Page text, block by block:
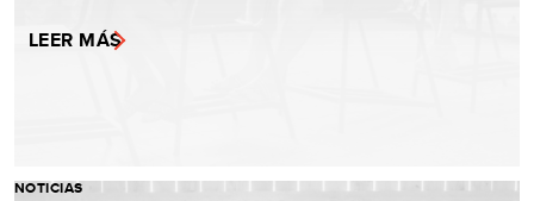
LEER MÁS
NOTICIAS